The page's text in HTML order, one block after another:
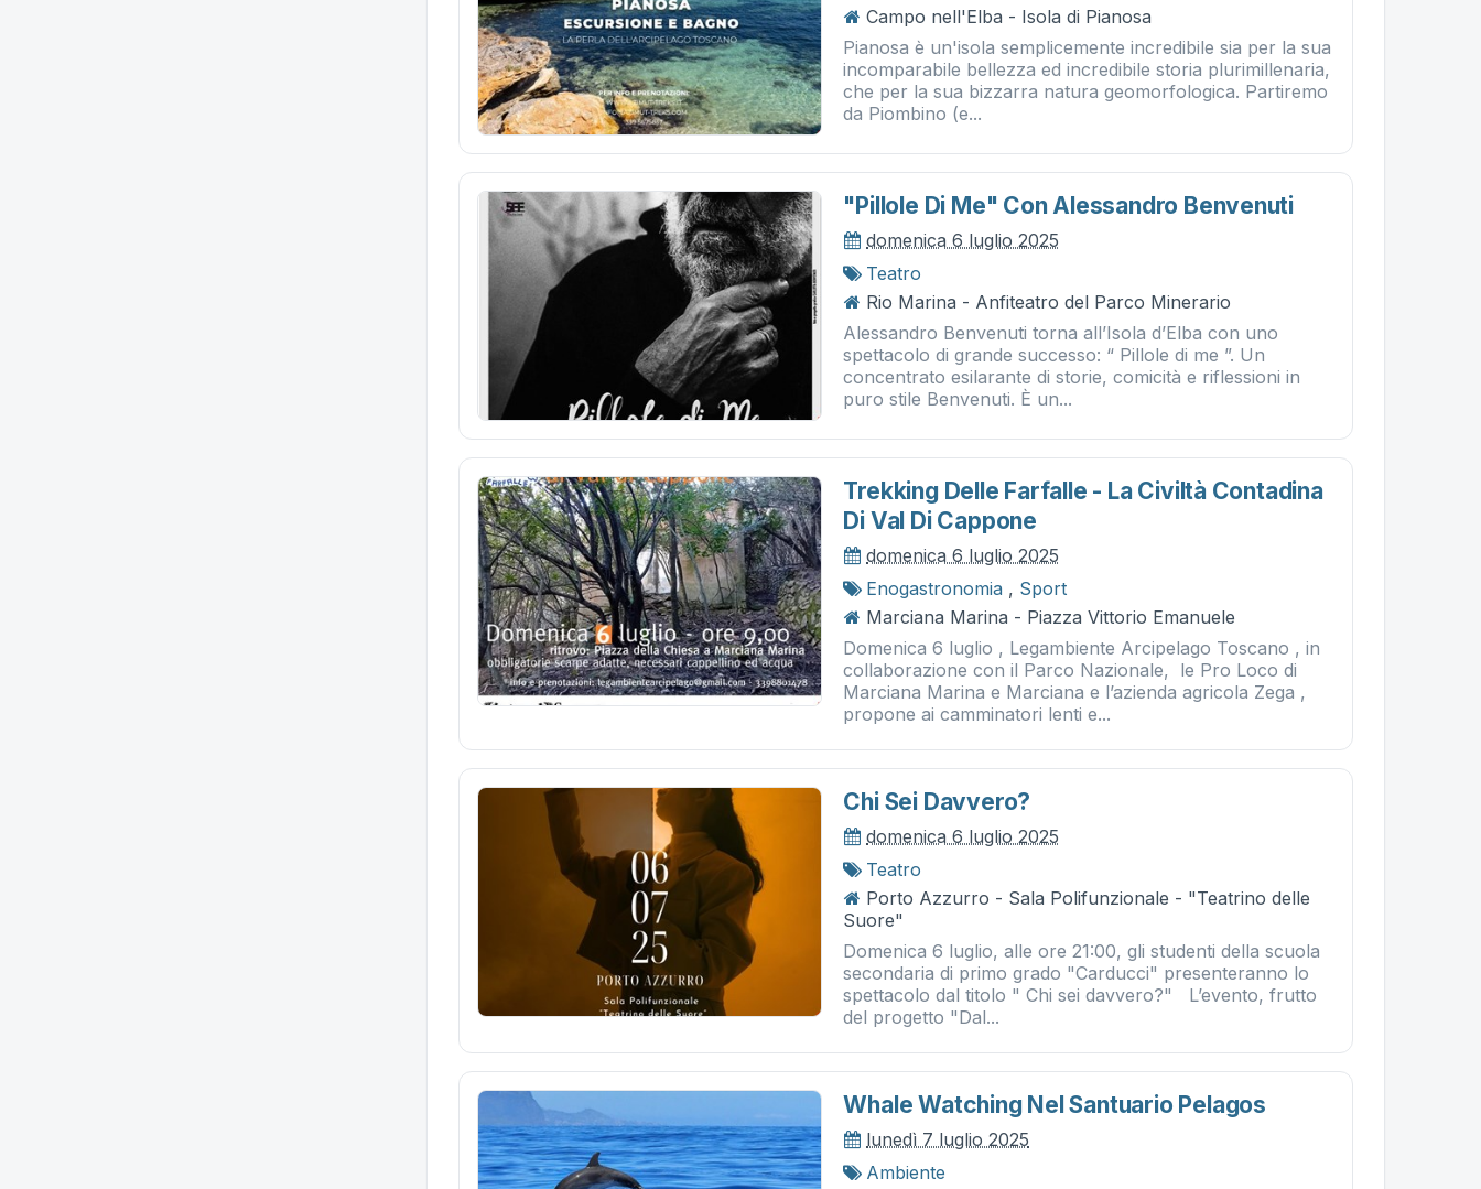
Campo nell'Elba - Isola di Pianosa
Pianosa è un'isola semplicemente incredibile sia per la sua
incomparabile bellezza ed incredibile storia plurimillenaria,
che per la sua bizzarra natura geomorfologica. Partiremo
da Piombino (e...
"pillole Di Me" Con Alessandro Benvenuti
domenica 6 luglio 2025
Teatro
Rio Marina - Anfiteatro del Parco Minerario
Alessandro Benvenuti torna all’Isola d’Elba con uno
spettacolo di grande successo: “ Pillole di me ”. Un
concentrato esilarante di storie, comicità e riflessioni in
puro stile Benvenuti. È un...
Trekking Delle Farfalle - La Civiltà Contadina
Di Val Di Cappone
domenica 6 luglio 2025
Enogastronomia , Sport
Marciana Marina - Piazza Vittorio Emanuele
Domenica 6 luglio , Legambiente Arcipelago Toscano , in
collaborazione con il Parco Nazionale, le Pro Loco di
Marciana Marina e Marciana e l’azienda agricola Zega ,
propone ai camminatori lenti e...
Chi Sei Davvero?
domenica 6 luglio 2025
Teatro
Porto Azzurro - Sala Polifunzionale - "Teatrino delle
Suore"
Domenica 6 luglio, alle ore 21:00, gli studenti della scuola
secondaria di primo grado "Carducci" presenteranno lo
spettacolo dal titolo " Chi sei davvero?" L’evento, frutto
del progetto "Dal...
Whale Watching Nel Santuario Pelagos
lunedì 7 luglio 2025
Ambiente